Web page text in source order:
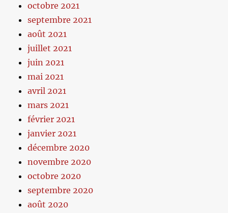
octobre 2021
septembre 2021
août 2021
juillet 2021
juin 2021
mai 2021
avril 2021
mars 2021
février 2021
janvier 2021
décembre 2020
novembre 2020
octobre 2020
septembre 2020
août 2020